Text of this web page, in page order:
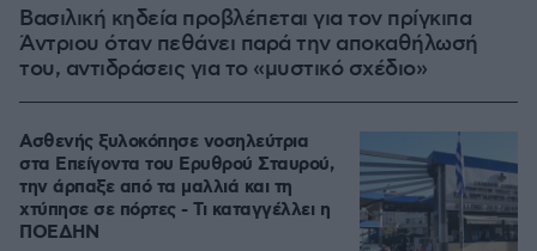
Βασιλική κηδεία προβλέπεται για τον πρίγκιπα
Άντριου όταν πεθάνει παρά την αποκαθήλωσή
του, αντιδράσεις για το «μυστικό σχέδιο»
Ασθενής ξυλοκόπησε νοσηλεύτρια
στα Επείγοντα του Ερυθρού Σταυρού,
την άρπαξε από τα μαλλιά και τη
χτύπησε σε πόρτες - Τι καταγγέλλει η
ΠΟΕΔΗΝ